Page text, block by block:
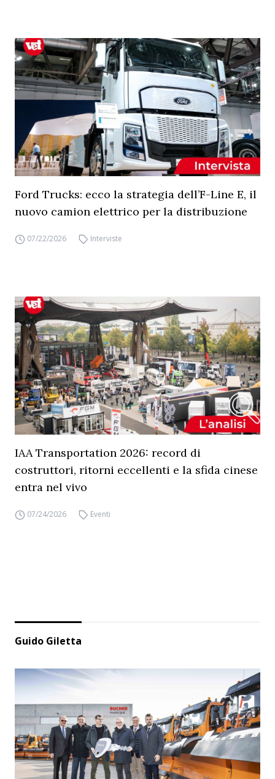
Ford Trucks: ecco la strategia dell’F-Line E, il
nuovo camion elettrico per la distribuzione
07/22/2026 Interviste
IAA Transportation 2026: record di
costruttori, ritorni eccellenti e la sfida cinese
entra nel vivo
07/24/2026 Eventi
Guido Giletta